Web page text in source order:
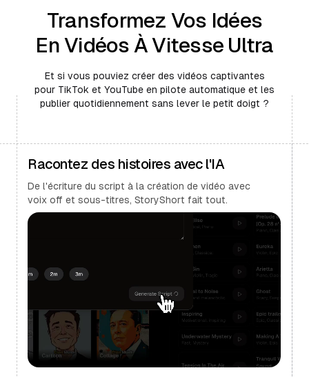
Transformez Vos Idées
En Vidéos À Vitesse Ultra
Et si vous pouviez créer des vidéos captivantes
pour TikTok et YouTube en pilote automatique et les
publier quotidiennement sans lever le petit doigt ?
Racontez des histoires avec l'IA
De l'écriture du script à la création de vidéo avec
voix off et sous-titres, StoryShort fait tout.